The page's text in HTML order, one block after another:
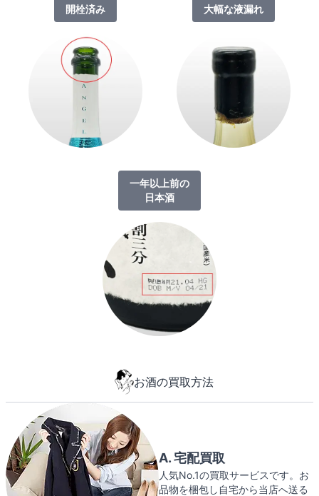
開栓済み 大幅な液漏れ
一年以上前の
日本酒
お酒の買取方法
A. 宅配買取
人気No.1の買取サービスです。お
品物を梱包し自宅から当店へ送る